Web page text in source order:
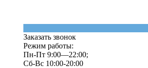
Заказать звонок
Режим работы:
Пн-Пт 9:00—22:00;
Сб-Вс 10:00-20:00